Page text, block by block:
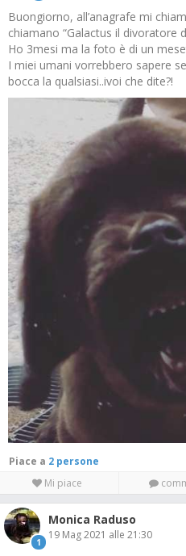
Buongiorno, all’anagrafe mi
chiamano “Galactus il divoratore
Ho 3mesi ma la foto è di un
I miei umani vorrebbero sapere
bocca la qualsiasi..ivoi che dite?!
Piace a
2 persone
Mi piace
1
Monica Raduso
19 Mag 2021 alle 21:30